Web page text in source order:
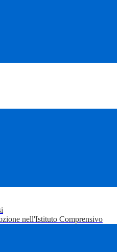
nell'Istituto Comprensivo